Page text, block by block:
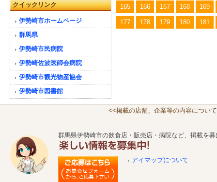
165 166 167 168 169
177 178 179 180 181
クイックリンク
伊勢崎市ホームページ
群馬県
伊勢崎市民病院
伊勢崎佐波医師会病院
伊勢崎市観光物産協会
伊勢崎市図書館
<<掲載の店舗、企業等の内容につい
群馬県伊勢崎市の飲食店・販売店・病院など、掲載を
アイマップについて